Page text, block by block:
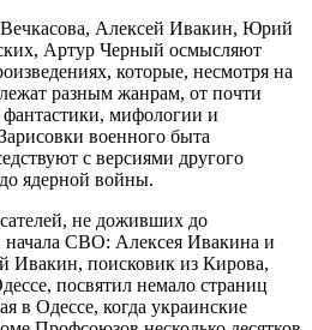
Алексей Ивакин, Юрий
Артур Черный осмысляют
которые, несмотря на
разным жанрам, от почти
мифологии и
военного быта
с версиями другого
ядерной войны.
не доживших до
начала СВО: Алексея Ивакина и
Ивакин, поисковик из Кирова,
посвятил немало страниц
в Одессе, когда украинские